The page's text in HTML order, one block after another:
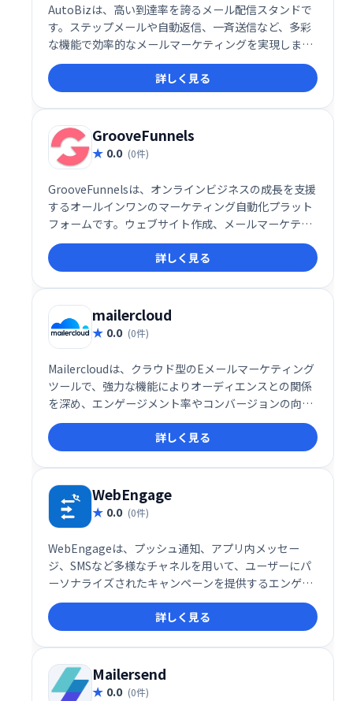
AutoBizは、高い到達率を誇るメール配信スタンドで
す。ステップメールや自動返信、一斉送信など、多彩
な機能で効率的なメールマーケティングを実現しま
す。クレジット決済連携にも対応し、スムーズな運用
をサポート。顧客とのエンゲージメント強化に最適な
ツールです。
詳しく見る
GrooveFunnels
0.0 (0件)
GrooveFunnelsは、オンラインビジネスの成長を支援
するオールインワンのマーケティング自動化プラット
フォームです。ウェブサイト作成、メールマーケティ
ング、セールスファネル構築など、ビジネスに必要な
機能を網羅。効率的なマーケティングを実現し、売上
向上に貢献します。
詳しく見る
mailercloud
0.0 (0件)
Mailercloudは、クラウド型のEメールマーケティング
ツールで、強力な機能によりオーディエンスとの関係
を深め、エンゲージメント率やコンバージョンの向上
を支援します。直感的なインターフェースと柔軟な機
能で、マーケティングキャンペーンを効果的に展開し
たい企業に最適です。
詳しく見る
WebEngage
0.0 (0件)
WebEngageは、プッシュ通知、アプリ内メッセー
ジ、SMSなど多様なチャネルを用いて、ユーザーにパ
ーソナライズされたキャンペーンを提供するエンゲー
ジメントプラットフォームです。コンテキストに応じ
たメッセージ配信で、ユーザーの関心を高め、高いエ
ンゲージメントを実現します。
詳しく見る
Mailersend
0.0 (0件)